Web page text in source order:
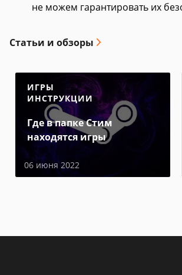
не можем гарантировать их
Статьи и обзоры
ИГРЫ
ИНСТРУКЦИИ
Где в папке Стим
находятся игры
06 июня 2022